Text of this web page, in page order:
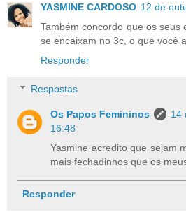
YASMINE CARDOSO 12 de
Também concordo que os seus
se encaixam no 3c, o que você
Responder
Respostas
Os Papos Femininos
14
16:48
Yasmine acredito que sejam
mais fechadinhos que os
Responder